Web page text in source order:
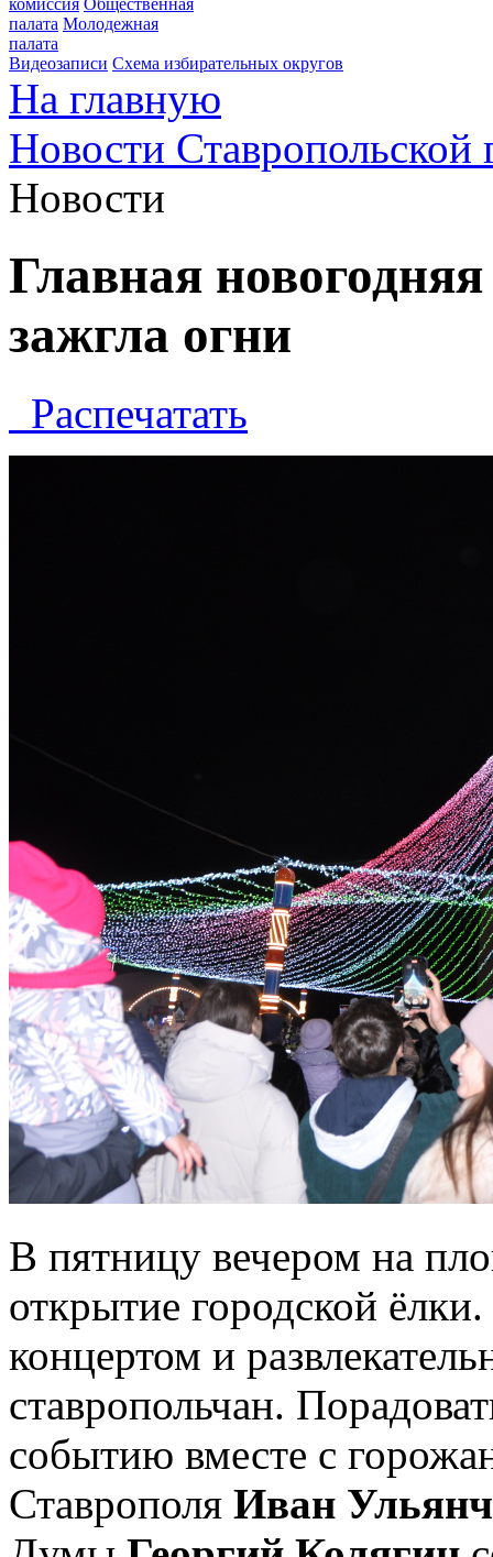
комиссия Общественная
палата Молодежная
палата
Видеозаписи Схема избирательных округов
На главную
Новости
Новости
Главная
зажгла огни
Распечатать
В пятницу вечером на
открытие городской
концертом и
ставропольчан.
событию вместе с
Ставрополя Иван